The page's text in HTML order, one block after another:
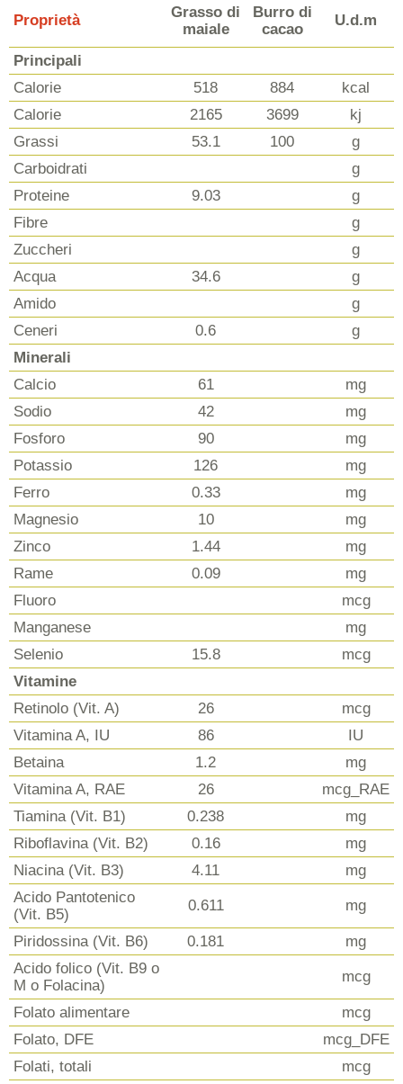
Proprietà
Grasso di
maiale
Burro di
cacao
U.d.m
Principali
Calorie
518 884
kcal
Calorie
2165 3699
kj
Grassi
53.1 100
g
Carboidrati
g
Proteine
9.03
g
Fibre
g
Zuccheri
g
Acqua
34.6
g
Amido
g
Ceneri
0.6
g
Minerali
Calcio
61
mg
Sodio
42
mg
Fosforo
90
mg
Potassio
126
mg
Ferro
0.33
mg
Magnesio
10
mg
Zinco
1.44
mg
Rame
0.09
mg
Fluoro
mcg
Manganese
mg
Selenio
15.8
mcg
Vitamine
Retinolo (Vit. A)
26
mcg
Vitamina A, IU
86
IU
Betaina
1.2
mg
Vitamina A, RAE
26
mcg_RAE
Tiamina (Vit. B1)
0.238
mg
Riboflavina (Vit. B2)
0.16
mg
Niacina (Vit. B3)
4.11
mg
Acido Pantotenico
(Vit. B5)
0.611 mg
Piridossina (Vit. B6) 0.181
mg
Acido folico (Vit. B9 o
M o Folacina)
mcg
Folato alimentare
mcg
Folato, DFE
mcg_DFE
Folati, totali
mcg